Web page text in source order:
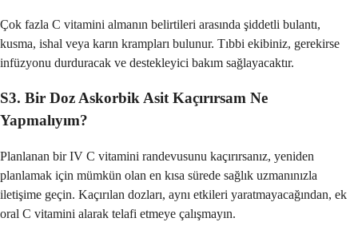
Çok fazla C vitamini almanın belirtileri arasında şiddetli bulantı,
kusma, ishal veya karın krampları bulunur. Tıbbi ekibiniz, gerekirse
infüzyonu durduracak ve destekleyici bakım sağlayacaktır.
S3. Bir Doz Askorbik Asit Kaçırırsam Ne
Yapmalıyım?
Planlanan bir IV C vitamini randevusunu kaçırırsanız, yeniden
planlamak için mümkün olan en kısa sürede sağlık uzmanınızla
iletişime geçin. Kaçırılan dozları, aynı etkileri yaratmayacağından, ek
oral C vitamini alarak telafi etmeye çalışmayın.